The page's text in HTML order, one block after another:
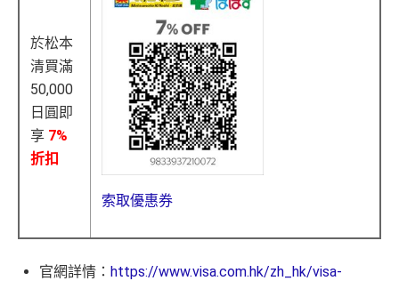
於松本
清買滿
50,000
日圓即
享 7%
折扣
索取優惠券
官網詳情： https://www.visa.com.hk/zh_hk/visa-